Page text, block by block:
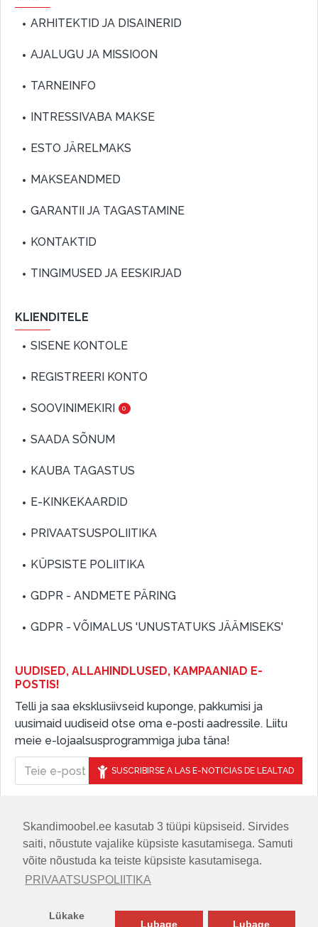
Skandimoobel.ee kasutab 3 tüüpi küpsiseid. Sirvides
saiti, nõustute vajalike küpsiste kasutamisega. Samuti
võite nõustuda ka teiste küpsiste kasutamisega.
PRIVAATSUSPOLIITIKA
Lükake
Lubage Lubage
ARHITEKTID JA DISAINERID
AJALUGU JA MISSIOON
TARNEINFO
INTRESSIVABA MAKSE
ESTO JÄRELMAKS
MAKSEANDMED
GARANTII JA TAGASTAMINE
KONTAKTID
TINGIMUSED JA EESKIRJAD
KLIENDITELE
SISENE KONTOLE
REGISTREERI KONTO
SOOVINIMEKIRI 0
SAADA SÕNUM
KAUBA TAGASTUS
E-KINKEKAARDID
PRIVAATSUSPOLIITIKA
KÜPSISTE POLIITIKA
GDPR - ANDMETE PÄRING
GDPR - VÕIMALUS 'UNUSTATUKS JÄÄMISEKS'
UUDISED, ALLAHINDLUSED, KAMPAANIAD E-
POSTIS!
Telli ja saa eksklusiivseid kuponge, pakkumisi ja
uusimaid uudiseid otse oma e-posti aadressile. Liitu
meie e-lojaalsusprogrammiga juba täna!
SUSCRIBIRSE A LAS E-NOTICIAS DE LEALTAD
JÄLGIGE MEID SOTSIAALMEEDIAS